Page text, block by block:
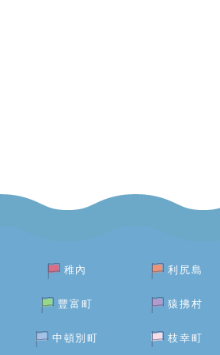
稚內 利尻島
豐富町 猿拂村
中頓別町 枝幸町